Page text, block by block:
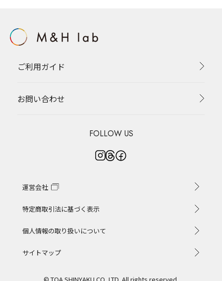
ご利用ガイド
お問い合わせ
FOLLOW US
運営会社
特定商取引法に基づく表示
個人情報の取り扱いについて
サイトマップ